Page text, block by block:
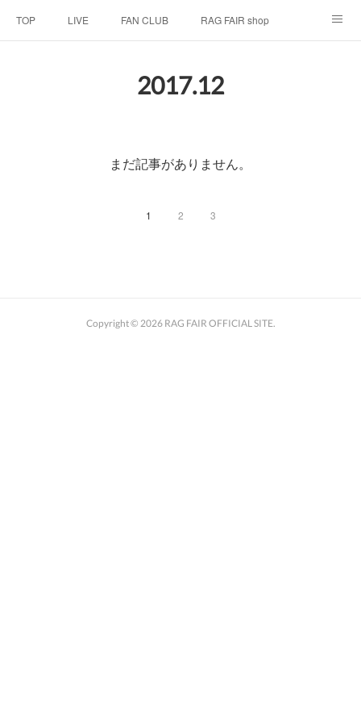
TOP LIVE FAN CLUB RAG FAIR shop
LINK2017.12
まだ記事がありません。
1 2 3
Copyright © 2026 RAG FAIR OFFICIAL SITE.